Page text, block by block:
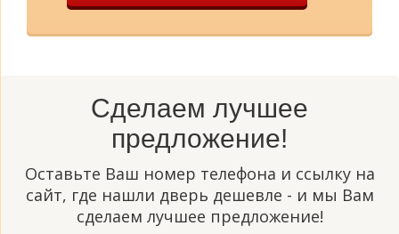
Сделаем лучшее
предложение!
Оставьте Ваш номер телефона и ссылку на
сайт, где нашли дверь дешевле - и мы Вам
сделаем лучшее предложение!